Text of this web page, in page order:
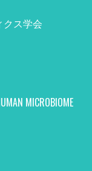
ス学会
MICROBIOME